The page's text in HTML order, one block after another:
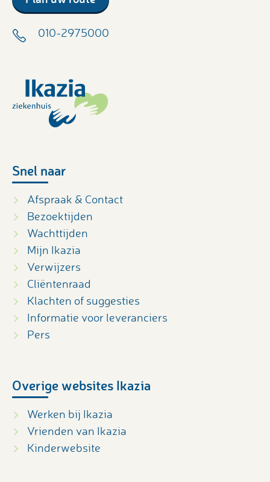
010-2975000
Snel naar
Afspraak & Contact
Bezoektijden
Wachttijden
Mijn Ikazia
Verwijzers
Cliëntenraad
Klachten of suggesties
Informatie voor leveranciers
Pers
Overige websites Ikazia
Werken bij Ikazia
Vrienden van Ikazia
Kinderwebsite